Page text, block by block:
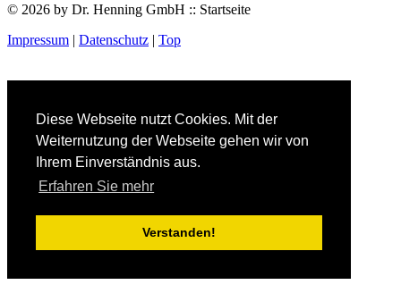
Diese Webseite nutzt Cookies. Mit der
Weiternutzung der Webseite gehen wir von
Ihrem Einverständnis aus.
Erfahren Sie mehr
Verstanden!
© 2026 by Dr. Henning GmbH :: Startseite
Impressum | Datenschutz | Top